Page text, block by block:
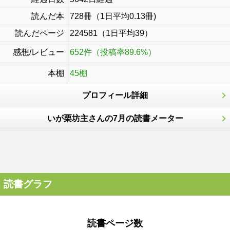
読んだ本
728冊（1日平均0.13冊)
読んだページ
224581（1日平均39）
感想/レビュー 652件（投稿率89.6%）
本棚 45棚
プロフィール詳細
いが栗坊主さんの7月の読書メーター
読書グラフ
読書ページ数